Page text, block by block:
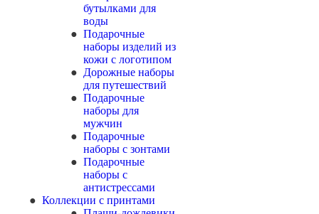
бутылками для
воды
Подарочные
наборы изделий из
кожи с логотипом
Дорожные наборы
для путешествий
Подарочные
наборы для
мужчин
Подарочные
наборы с зонтами
Подарочные
наборы с
антистрессами
Коллекции с принтами